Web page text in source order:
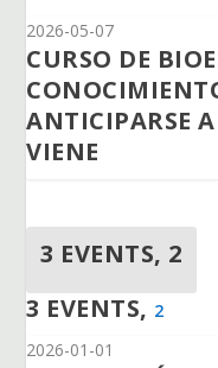
2026-05-07
CURSO DE
ANTICIPARSE
VIENE
3 EVENTS, 2
3 EVENTS, 2
2026-01-01